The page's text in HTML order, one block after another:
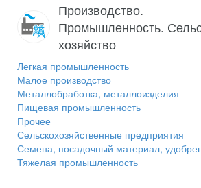
Производство.
Промышленность.
хозяйство
Легкая промышленность
Малое производство
Металлобработка, металлоизделия
Пищевая промышленность
Прочее
Сельскохозяйственные предприятия
Семена, посадочный материал,
Тяжелая промышленность